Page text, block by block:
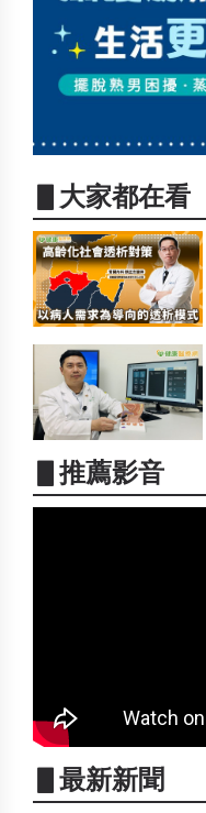
▋大家都在看
▋推薦影音
▋最新新聞